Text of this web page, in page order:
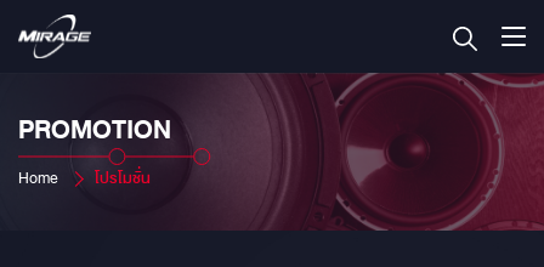
PROMOTION
Home โปรโมชั่น